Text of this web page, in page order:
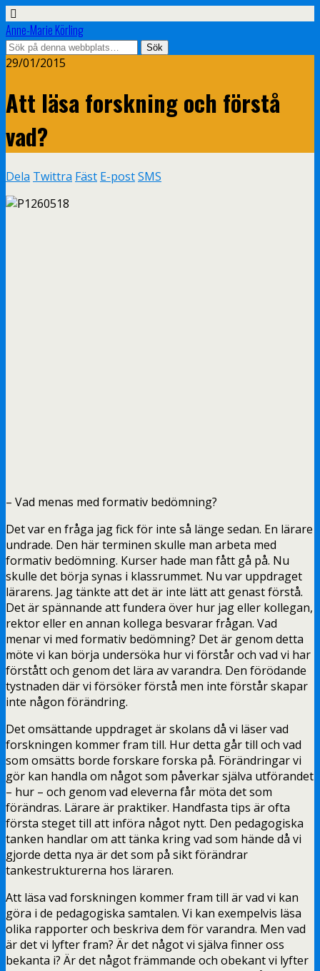
Anne-Marie Körling
29/01/2015
Att läsa forskning och förstå
vad?
Dela Twittra Fäst E-postSMS
– Vad menas med formativ bedömning?
Det var en fråga jag fick för inte så länge sedan. En lärare
undrade. Den här terminen skulle man arbeta med
formativ bedömning. Kurser hade man fått gå på. Nu
skulle det börja synas i klassrummet. Nu var uppdraget
lärarens. Jag tänkte att det är inte lätt att genast förstå.
Det är spännande att fundera över hur jag eller kollegan,
rektor eller en annan kollega besvarar frågan. Vad
menar vi med formativ bedömning? Det är genom detta
möte vi kan börja undersöka hur vi förstår och vad vi har
förstått och genom det lära av varandra. Den förödande
tystnaden där vi försöker förstå men inte förstår skapar
inte någon förändring.
Det omsättande uppdraget är skolans då vi läser vad
forskningen kommer fram till. Hur detta går till och vad
som omsätts borde forskare forska på. Förändringar vi
gör kan handla om något som påverkar själva utförandet
– hur – och genom vad eleverna får möta det som
förändras. Lärare är praktiker. Handfasta tips är ofta
första steget till att införa något nytt. Den pedagogiska
tanken handlar om att tänka kring vad som hände då vi
gjorde detta nya är det som på sikt förändrar
tankestrukturerna hos läraren.
Att läsa vad forskningen kommer fram till är vad vi kan
göra i de pedagogiska samtalen. Vi kan exempelvis läsa
olika rapporter och beskriva dem för varandra. Men vad
är det vi lyfter fram? Är det något vi själva finner oss
bekanta i? Är det något främmande och obekant vi lyfter